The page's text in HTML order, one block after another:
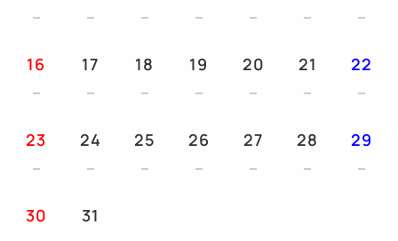
※9名以上のグループ様はどちらかに統一となります
諏訪湖一望の絶景と当館自慢の2種の温泉「朱の湯・
16 17 18 19 20 21 22
23 24 25 26 27 28 29
30 31